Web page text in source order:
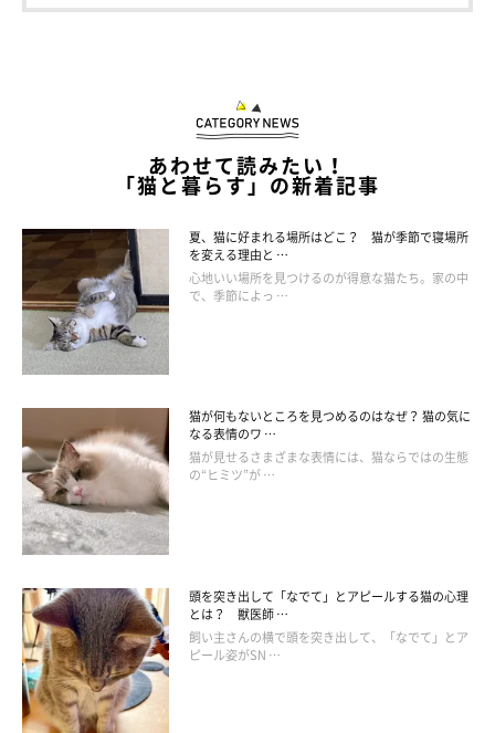
ねこのきもち投稿写真ギャラリー
お腹は動物にとって急所。野生の世界でこの姿勢になって眠るの
家猫がこのポーズで寝られるのは、敵がいないと感じているか
ら。安心しきっているからこそ、無防備な姿になって眠れるので
す。
あわせて読みたい！
「猫と暮らす」の新着記事
夏、猫に好まれる場所はどこ？ 猫が季節で寝場所
を変える理由と …
心地いい場所を見つけるのが得意な猫たち。家の中
で、季節によっ …
猫が何もないところを見つめるのはなぜ？ 猫の気に
なる表情のワ …
猫が見せるさまざまな表情には、猫ならではの生態
の“ヒミツ”が …
頭を突き出して「なでて」とアピールする猫の心理
とは？ 獣医師 …
飼い主さんの横で頭を突き出して、「なでて」とア
ピール姿がSN …